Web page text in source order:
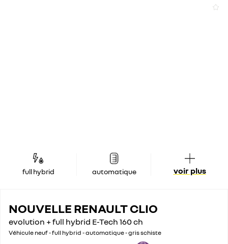
full hybrid automatique voir plus
NOUVELLE RENAULT CLIO
evolution + full hybrid E-Tech 160 ch
Véhicule neuf - full hybrid - automatique - gris schiste